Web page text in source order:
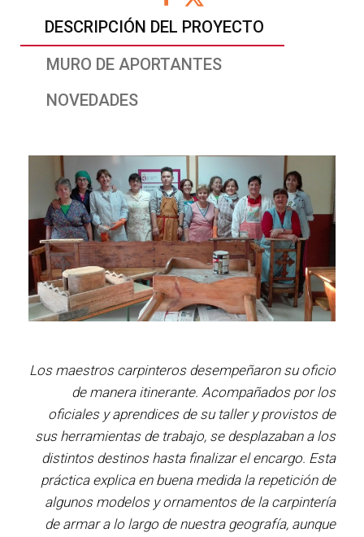
DESCRIPCIÓN DEL PROYECTO
MURO DE APORTANTES
NOVEDADES
Los maestros carpinteros desempeñaron su oficio
de manera itinerante. Acompañados por los
oficiales y aprendices de su taller y provistos de
sus herramientas de trabajo, se desplazaban a los
distintos destinos hasta finalizar el encargo. Esta
práctica explica en buena medida la repetición de
algunos modelos y ornamentos de la carpintería
de armar a lo largo de nuestra geografía, aunque